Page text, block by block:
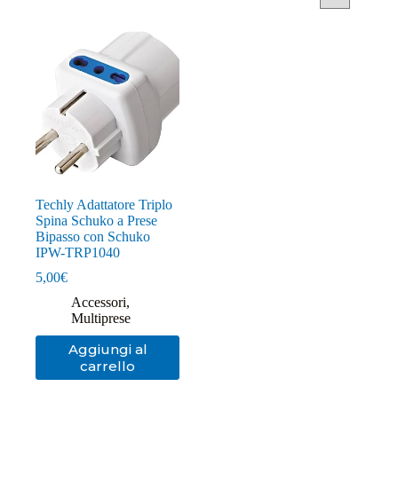
Techly Adattatore Triplo
Spina Schuko a Prese
Bipasso con Schuko
IPW-TRP1040
5,00€
Accessori,
Multiprese
Aggiungi al
carrello